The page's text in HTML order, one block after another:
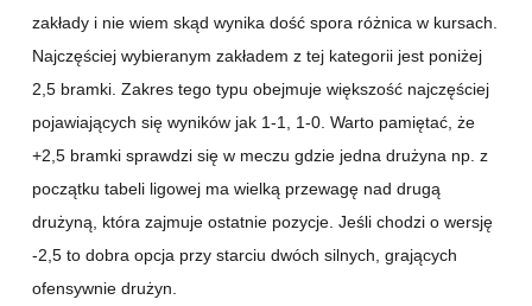
zakłady i nie wiem skąd wynika dość spora różnica w kursach.
Najczęściej wybieranym zakładem z tej kategorii jest poniżej
2,5 bramki. Zakres tego typu obejmuje większość najczęściej
pojawiających się wyników jak 1-1, 1-0. Warto pamiętać, że
+2,5 bramki sprawdzi się w meczu gdzie jedna drużyna np. z
początku tabeli ligowej ma wielką przewagę nad drugą
drużyną, która zajmuje ostatnie pozycje. Jeśli chodzi o wersję
-2,5 to dobra opcja przy starciu dwóch silnych, grających
ofensywnie drużyn.